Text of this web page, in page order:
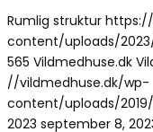
Rumlig struktur
content/uploads/
565 Vildmedhuse.dk
//vildmedhuse.dk/wp-
content/uploads/
2023 september 8,